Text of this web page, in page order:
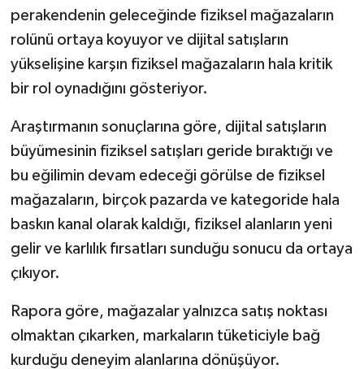
perakendenin geleceğinde fiziksel mağazaların
rolünü ortaya koyuyor ve dijital satışların
yükselişine karşın fiziksel mağazaların hala kritik
bir rol oynadığını gösteriyor.
Araştırmanın sonuçlarına göre, dijital satışların
büyümesinin fiziksel satışları geride bıraktığı ve
bu eğilimin devam edeceği görülse de fiziksel
mağazaların, birçok pazarda ve kategoride hala
baskın kanal olarak kaldığı, fiziksel alanların yeni
gelir ve karlılık fırsatları sunduğu sonucu da ortaya
çıkıyor.
Rapora göre, mağazalar yalnızca satış noktası
olmaktan çıkarken, markaların tüketiciyle bağ
kurduğu deneyim alanlarına dönüşüyor.